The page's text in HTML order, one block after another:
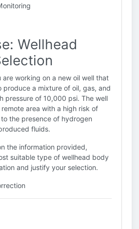
Wellhead
are working on a new oil well that
produce a mixture of oil, gas, and
pressure of 10,000 psi. The well
area with a high risk of
the presence of hydrogen
fluids.
the information provided,
suitable type of wellhead body
and justify your selection.